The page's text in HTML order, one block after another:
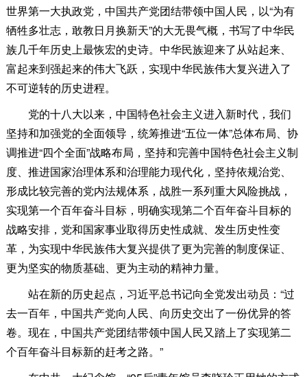
世界第一大执政党，中国共产党团结带领中国人民，以“为有
牺牲多壮志，敢教日月换新天”的大无畏气概，书写了中华民
族几千年历史上最恢宏的史诗。中华民族迎来了从站起来、
富起来到强起来的伟大飞跃，实现中华民族伟大复兴进入了
不可逆转的历史进程。
党的十八大以来，中国特色社会主义进入新时代，我们
坚持和加强党的全面领导，统筹推进“五位一体”总体布局、协
调推进“四个全面”战略布局，坚持和完善中国特色社会主义制
度、推进国家治理体系和治理能力现代化，坚持依规治党、
形成比较完善的党内法规体系，战胜一系列重大风险挑战，
实现第一个百年奋斗目标，明确实现第二个百年奋斗目标的
战略安排，党和国家事业取得历史性成就、发生历史性变
革，为实现中华民族伟大复兴提供了更为完善的制度保证、
更为坚实的物质基础、更为主动的精神力量。
站在新的历史起点，习近平总书记向全党发出动员：“过
去一百年，中国共产党向人民、向历史交出了一份优异的答
卷。现在，中国共产党团结带领中国人民又踏上了实现第二
个百年奋斗目标新的赶考之路。”